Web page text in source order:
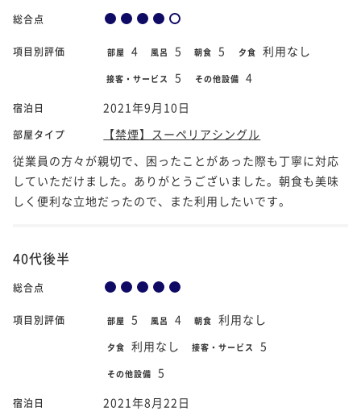
総合点
項目別評価 部屋 4 風呂 5 朝食 5 夕食 利用なし
接客・サービス 5 その他設備 4
宿泊日 2021年9月10日
部屋タイプ
【禁煙】スーペリアシングル
従業員の方々が親切で、困ったことがあった際も丁寧に対応
していただけました。ありがとうございました。朝食も美味
しく便利な立地だったので、また利用したいです。
40代後半
総合点
項目別評価 部屋 5 風呂 4 朝食 利用なし
夕食 利用なし 接客・サービス 5
その他設備 5
宿泊日 2021年8月22日